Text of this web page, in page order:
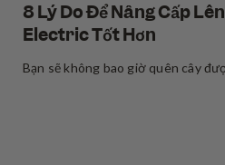
8 Lý Do Để Nâng Cấp
Electric Tốt Hơn